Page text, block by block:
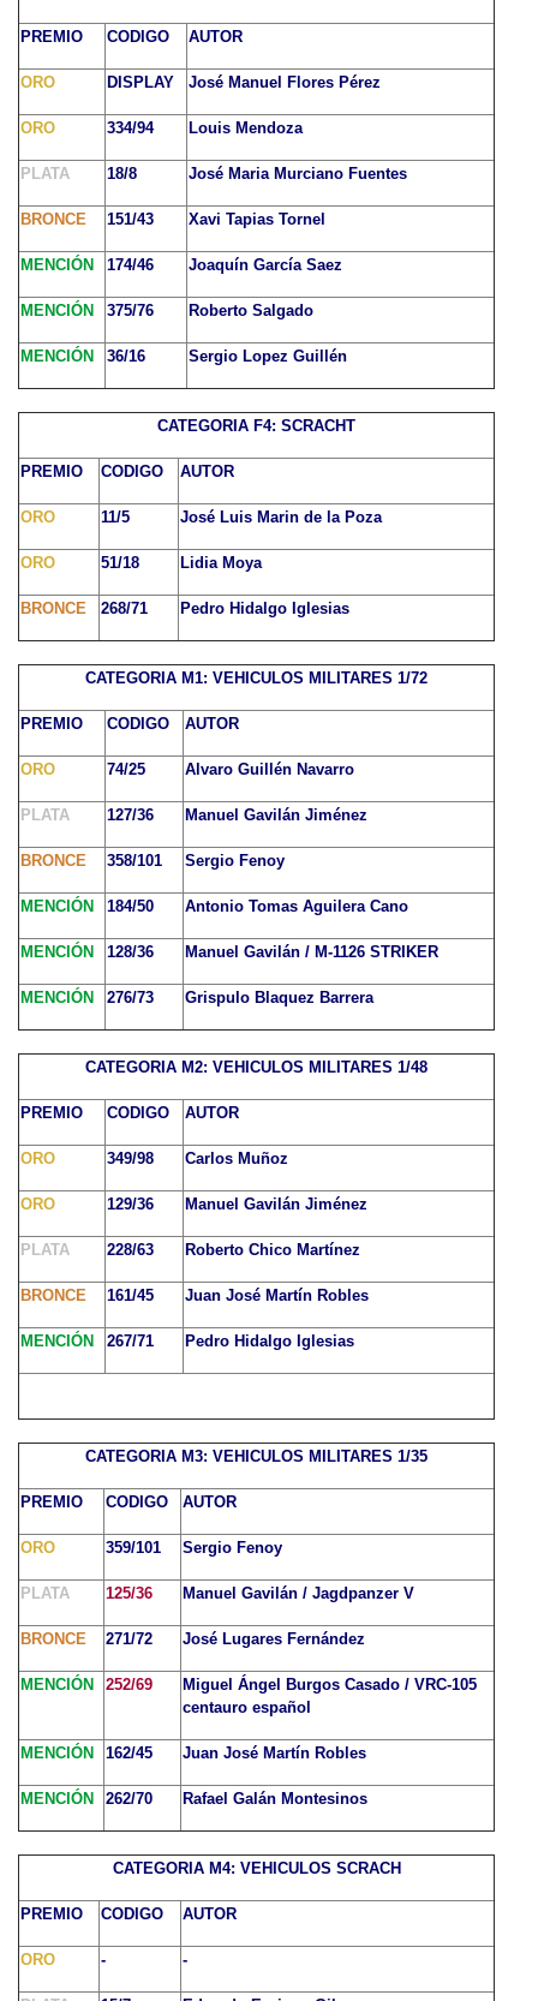
PREMIO CODIGO AUTOR
ORO DISPLAY José Manuel Flores Pérez
ORO 334/94 Louis Mendoza
PLATA 18/8 José Maria Murciano Fuentes
BRONCE 151/43 Xavi Tapias Tornel
MENCIÓN 174/46 Joaquín García Saez
MENCIÓN 375/76 Roberto Salgado
MENCIÓN 36/16 Sergio Lopez Guillén
CATEGORIA F4: SCRACHT
PREMIO CODIGO AUTOR
ORO 11/5 José Luis Marin de la Poza
ORO 51/18 Lidia Moya
BRONCE 268/71 Pedro Hidalgo Iglesias
CATEGORIA M1: VEHICULOS MILITARES 1/72
PREMIO CODIGO AUTOR
ORO 74/25 Alvaro Guillén Navarro
PLATA 127/36 Manuel Gavilán Jiménez
BRONCE 358/101 Sergio Fenoy
MENCIÓN 184/50 Antonio Tomas Aguilera Cano
MENCIÓN 128/36 Manuel Gavilán / M-1126 STRIKER
MENCIÓN 276/73 Grispulo Blaquez Barrera
CATEGORIA M2: VEHICULOS MILITARES 1/48
PREMIO CODIGO AUTOR
ORO 349/98 Carlos Muñoz
ORO 129/36 Manuel Gavilán Jiménez
PLATA 228/63 Roberto Chico Martínez
BRONCE 161/45 Juan José Martín Robles
MENCIÓN 267/71 Pedro Hidalgo Iglesias
CATEGORIA M3: VEHICULOS MILITARES 1/35
PREMIO CODIGO AUTOR
ORO 359/101 Sergio Fenoy
PLATA 125/36 Manuel Gavilán / Jagdpanzer V
BRONCE 271/72 José Lugares Fernández
MENCIÓN 252/69
Miguel Ángel Burgos Casado / VRC-105
centauro español
MENCIÓN 162/45 Juan José Martín Robles
MENCIÓN 262/70 Rafael Galán Montesinos
CATEGORIA M4: VEHICULOS SCRACH
PREMIO CODIGO AUTOR
ORO - -